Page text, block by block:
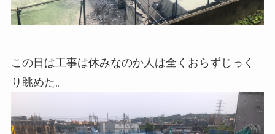
この日は工事は休みなのか人は全くおらずじっく
り眺めた。